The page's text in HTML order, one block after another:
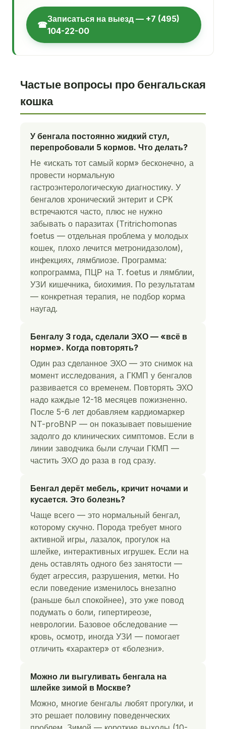
☎
Записаться на выезд — +7 (495)
104-22-00
Частые вопросы про бенгальская
кошка
У бенгала постоянно жидкий стул,
перепробовали 5 кормов. Что делать?
Не «искать тот самый корм» бесконечно, а
провести нормальную
гастроэнтерологическую диагностику. У
бенгалов хронический энтерит и СРК
встречаются часто, плюс не нужно
забывать о паразитах (Tritrichomonas
foetus — отдельная проблема у молодых
кошек, плохо лечится метронидазолом),
инфекциях, лямблиозе. Программа:
копрограмма, ПЦР на T. foetus и лямблии,
УЗИ кишечника, биохимия. По результатам
— конкретная терапия, не подбор корма
наугад.
Бенгалу 3 года, сделали ЭХО — «всё в
норме». Когда повторять?
Один раз сделанное ЭХО — это снимок на
момент исследования, а ГКМП у бенгалов
развивается со временем. Повторять ЭХО
надо каждые 12-18 месяцев пожизненно.
После 5-6 лет добавляем кардиомаркер
NT-proBNP — он показывает повышение
задолго до клинических симптомов. Если в
линии заводчика были случаи ГКМП —
частить ЭХО до раза в год сразу.
Бенгал дерёт мебель, кричит ночами и
кусается. Это болезнь?
Чаще всего — это нормальный бенгал,
которому скучно. Порода требует много
активной игры, лазалок, прогулок на
шлейке, интерактивных игрушек. Если на
день оставлять одного без занятости —
будет агрессия, разрушения, метки. Но
если поведение изменилось внезапно
(раньше был спокойнее), это уже повод
подумать о боли, гипертиреозе,
неврологии. Базовое обследование —
кровь, осмотр, иногда УЗИ — помогает
отличить «характер» от «болезни».
Можно ли выгуливать бенгала на
шлейке зимой в Москве?
Можно, многие бенгалы любят прогулки, и
это решает половину поведенческих